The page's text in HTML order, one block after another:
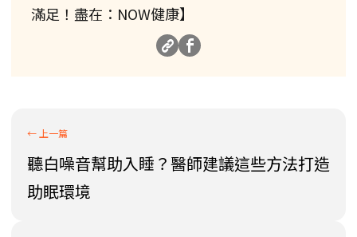
滿足！盡在：NOW健康】
聽白噪音幫助入睡？醫師建議這些方法打造
助眠環境